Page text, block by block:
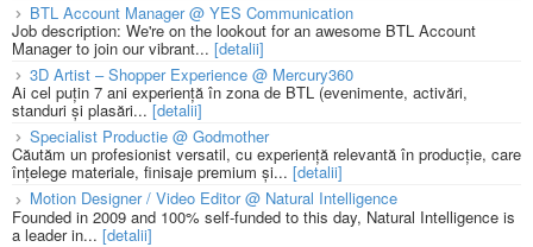
BTL Account Manager @ YES Communication
Job description: We're on the lookout for an awesome BTL Account
Manager to join our vibrant... [detalii]
3D Artist – Shopper Experience @ Mercury360
Ai cel puțin 7 ani experiență în zona de BTL (evenimente, activări,
standuri și plasări... [detalii]
Specialist Productie @ Godmother
Căutăm un profesionist versatil, cu experiență relevantă în producție, care
înțelege materiale, finisaje premium și... [detalii]
Motion Designer / Video Editor @ Natural Intelligence
Founded in 2009 and 100% self-funded to this day, Natural Intelligence is
a leader in... [detalii]